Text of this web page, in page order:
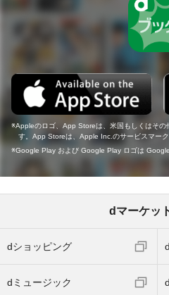
Appleのロゴ、App Storeは、米国もしくはそ
す。App Storeは、Apple Inc.のサービスマーク
Google Play および Google Play ロゴは Google
dマーケッ
dショッピング
dミュージック